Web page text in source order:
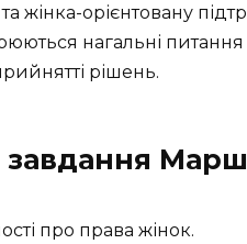
жінка-орієнтовану
нагальні
рішень.
завдання
про права жінок.